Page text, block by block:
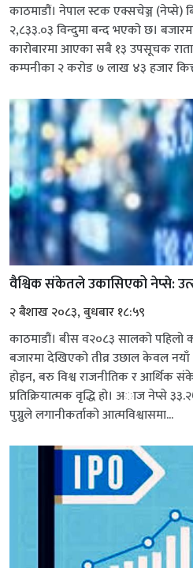
काठमाडौं। नेपाल स्टक एक्सचेञ्ज (नेप्से)
२,८३३.०३ विन्दुमा बन्द भएको छ।
कारोबारमा आएका सबै १३ उपसूचक
कम्पनीका २ करोड ७ लाख ४३ हजार
वैश्विक संकेतले उकासिएको नेप्से:
२ बैशाख २०८३, बुधबार १८:५९
काठमाडौं। बीस व२०८३ सालको पहिलो
बजारमा देखिएको तीव्र उछाल केवल नयाँ
होइन, बरु विश्व राजनीतिक र आर्थिक
प्रतिक्रियात्मक वृद्धि हो। अाज नेप्से
पुग्नुले लगानीकर्ताको आत्मविश्वासमा...